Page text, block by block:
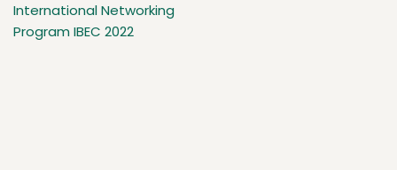
International Networking
Program IBEC 2022